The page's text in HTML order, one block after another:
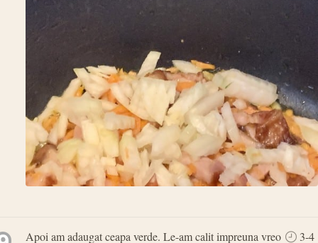
Apoi am adaugat ceapa verde. Le-am calit impreuna vreo
3-4